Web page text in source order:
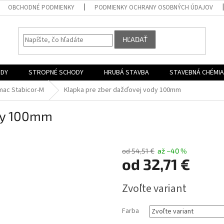
OBCHODNÉ PODMIENKY PODMIENKY OCHRANY OSOBNÝCH ÚDAJOV
HĽADAŤ
STROPNÉ SCHODY HRUBÁ STAVBA STAVEBNÁ CHÉMIA
Stabicor-M Klapka pre zber dažďovej vody 100mm
100mm
od 54,51 € až –40 %
od 32,71 €
cena:
Zvoľte variant
Farba